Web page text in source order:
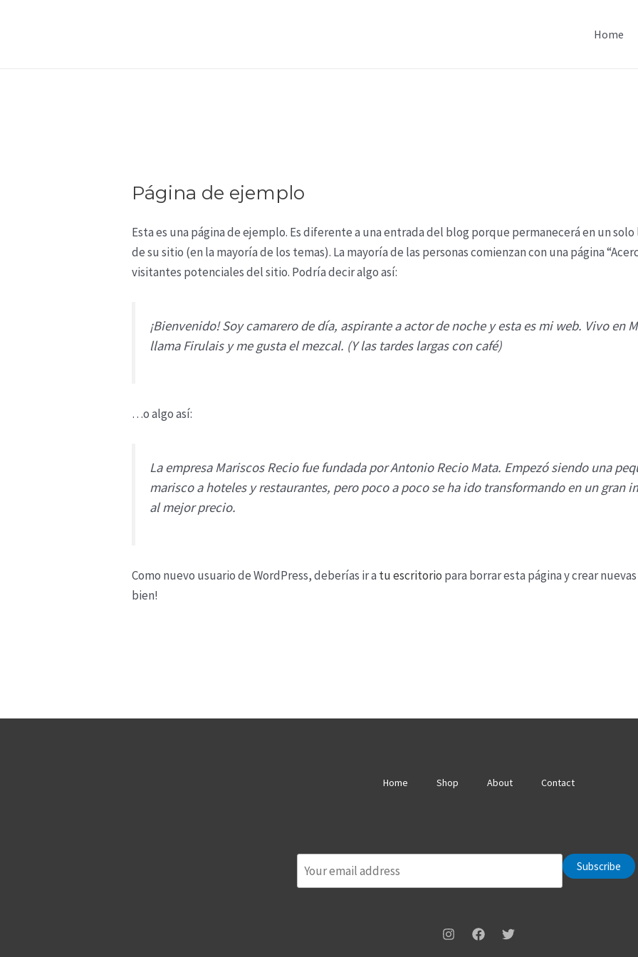
Home
Página de ejemplo
Esta es una página de ejemplo. Es diferente a una entrada del blog porque permanecerá en un
de su sitio (en la mayoría de los temas). La mayoría de las personas comienzan con una página
visitantes potenciales del sitio. Podría decir algo así:
¡Bienvenido! Soy camarero de día, aspirante a actor de noche y esta es mi web. Vivo en
llama Firulais y me gusta el mezcal. (Y las tardes largas con café)
…o algo así:
La empresa Mariscos Recio fue fundada por Antonio Recio Mata. Empezó siendo una
marisco a hoteles y restaurantes, pero poco a poco se ha ido transformando en un gran
al mejor precio.
Como nuevo usuario de WordPress, deberías ir a tu escritorio para borrar esta página y crear
bien!
Home Shop About Contact
Subscribe